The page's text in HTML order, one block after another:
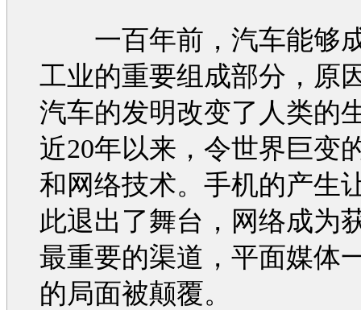
一百年前，汽车能够
工业的重要组成部分，原
汽车的发明改变了人类的
近20年以来，令世界巨变
和网络技术。手机的产生
此退出了舞台，网络成为
最重要的渠道，平面媒体
的局面被颠覆。